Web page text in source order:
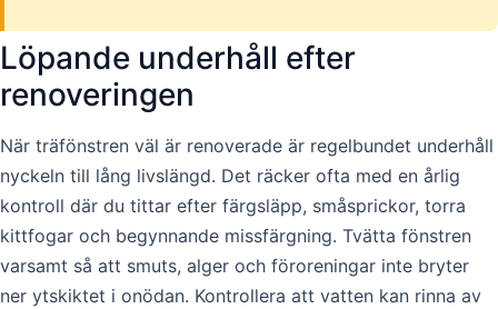
Löpande underhåll efter
renoveringen
När träfönstren väl är renoverade är regelbundet underhåll
nyckeln till lång livslängd. Det räcker ofta med en årlig
kontroll där du tittar efter färgsläpp, småsprickor, torra
kittfogar och begynnande missfärgning. Tvätta fönstren
varsamt så att smuts, alger och föroreningar inte bryter
ner ytskiktet i onödan. Kontrollera att vatten kan rinna av